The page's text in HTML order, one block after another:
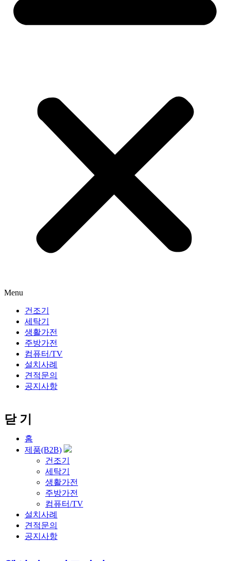
Menu
건조기
세탁기
생활가전
주방가전
컴퓨터/TV
설치사례
견적문의
공지사항
닫 기
홈
제품(B2B)
건조기
세탁기
생활가전
주방가전
컴퓨터/TV
설치사례
견적문의
공지사항